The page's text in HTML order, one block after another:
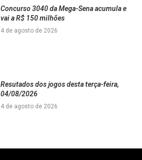
Concurso 3040 da Mega-Sena acumula e
vai a R$ 150 milhões
4 de agosto de 2026
Resutados dos jogos desta terça-feira,
04/08/2026
4 de agosto de 2026